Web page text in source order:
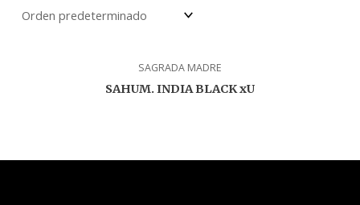
SAGRADA MADRE
SAHUM. INDIA BLACK xU